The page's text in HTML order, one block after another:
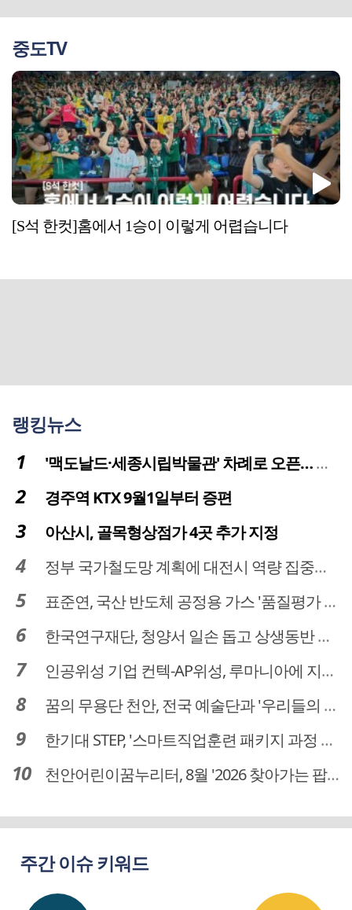
중도TV
[S석 한컷]홈에서 1승이 이렇게 어렵습니다
랭킹뉴스
'맥도날드·세종시립박물관' 차례로 오픈… 고운동 정주여건 좋아진다
경주역 KTX 9월1일부터 증편
아산시, 골목형상점가 4곳 추가 지정
정부 국가철도망 계획에 대전시 역량 집중해야
표준연, 국산 반도체 공정용 가스 '품질평가 체계' 구축
한국연구재단, 청양서 일손 돕고 상생동반 친구맺기 봉사활동
인공위성 기업 컨텍-AP위성, 루마니아에 지상국 시스템 전수
꿈의 무용단 천안, 전국 예술단과 '우리들의 하모니' 선보여
한기대 STEP, '스마트직업훈련 패키지 과정 3기' 모집
천안어린이꿈누리터, 8월 '2026 찾아가는 팝업놀이터' 운영
주간 이슈 키워드